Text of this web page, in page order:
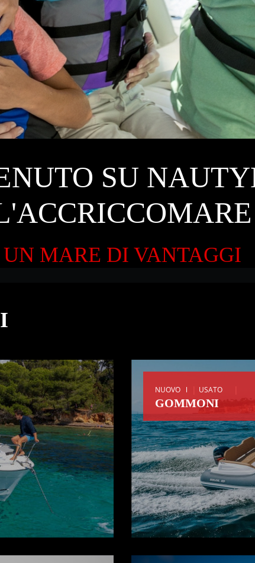
SU
UN MARE DI VANTAGGI
NUOVO USATO
GOMMONI